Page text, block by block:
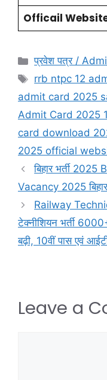
Officail
प्रवेश पत्र /
rrb ntpc 12
admit card 2025
Admit Card 2025
card download
2025 official
बिहार भर्ती
Vacancy 2025 बिहार
Railway
टेक्नीशियन भर्ती
बढ़ी, 10वीं पास एवं
Leave a